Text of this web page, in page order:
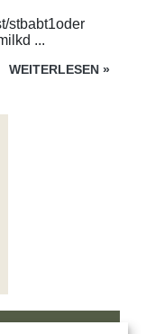
stbabt1oder
...
WEITERLESEN »